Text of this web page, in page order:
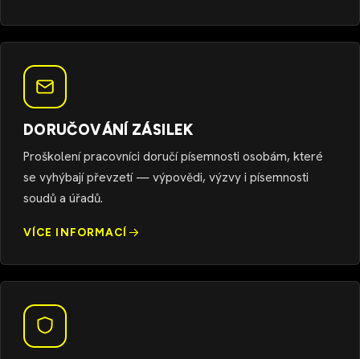
DORUČOVÁNÍ ZÁSILEK
Proškolení pracovníci doručí písemnosti osobám, které
se vyhýbají převzetí — výpovědi, výzvy i písemnosti
soudů a úřadů.
VÍCE INFORMACÍ